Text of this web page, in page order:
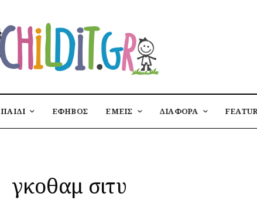
ΠΑΙΔΙ ΕΦΗΒΟΣ ΕΜΕΙΣ ΔΙΑΦΟΡΑ
γκοθαμ σιτυ